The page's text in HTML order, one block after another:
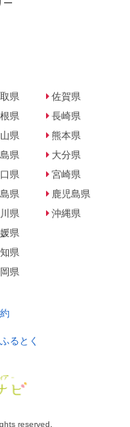
ー
県
県
県
県
県
県
県
県
県
県
佐賀県
長崎県
熊本県
大分県
宮崎県
鹿児島県
沖縄県
ふるとく
reserved.